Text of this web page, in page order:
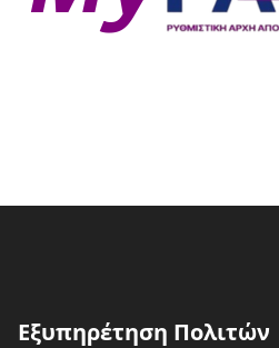
Εξυπηρέτηση Πολιτών